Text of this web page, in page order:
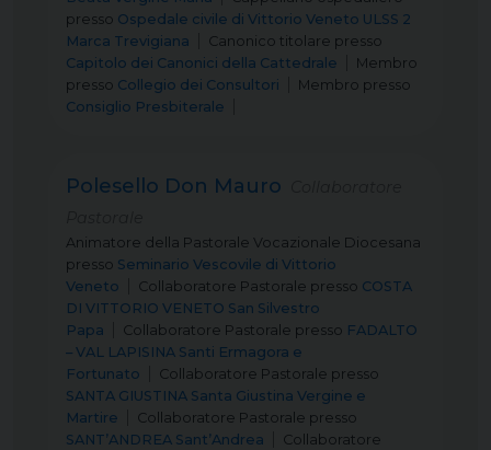
presso Ospedale civile di Vittorio Veneto ULSS 2
Marca Trevigiana
Canonico titolare presso
Capitolo dei Canonici della Cattedrale
Membro
presso Collegio dei Consultori Membro presso
Consiglio Presbiterale
Polesello Don Mauro
Animatore della Pastorale Vocazionale Diocesana
presso Seminario Vescovile di Vittorio
Veneto
Collaboratore Pastorale presso COSTA
DI VITTORIO VENETO San Silvestro
Papa
Collaboratore Pastorale presso FADALTO
– VAL LAPISINA Santi Ermagora e
Fortunato
Collaboratore Pastorale presso
SANTA GIUSTINA Santa Giustina Vergine e
Martire
Collaboratore Pastorale presso
SANT’ANDREA Sant’Andrea
Collaboratore